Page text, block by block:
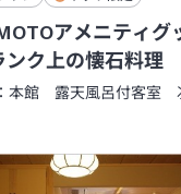
アメニティグ
ンク上の懐石料理
本館 露天風呂付客室